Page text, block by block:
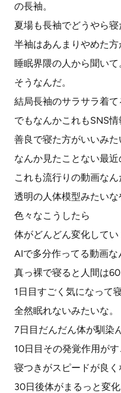
の長袖。
夏場も長袖でどうやら寝
半袖はあんまりやめた
睡眠界隈の人から聞いて
そうなんだ。
結局長袖のサラサラ着て
でもなんかこれもSNS
善良で寝た方がいいみた
なんか見たことない最近
これも流行りの動画な
透明の人体模型みたいな
色々なこうしたら
体がどんどん変化してい
AIで多分作ってる動画な
真っ裸で寝ると人間は
1日目すごく気になって
全然眠れないみたいな。
7日目だんだん体が馴染
10日目その発覚作用が
寝つきがスピードが良く
30日後体がまるっと変化